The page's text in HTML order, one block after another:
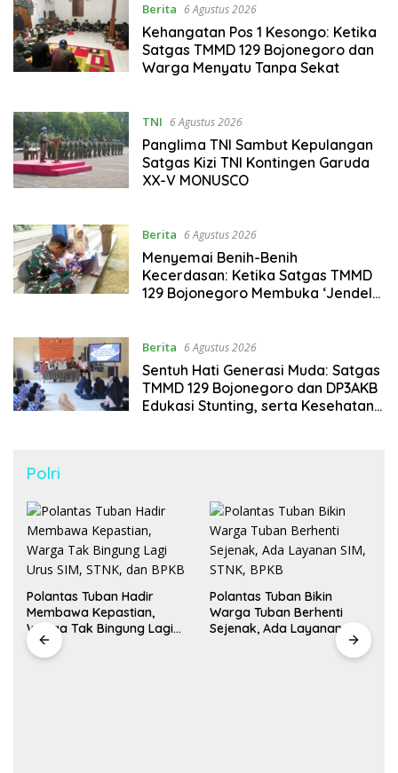
Berita 6 Agustus 2026
Kehangatan Pos 1 Kesongo: Ketika
Satgas TMMD 129 Bojonegoro dan
Warga Menyatu Tanpa Sekat
TNI 6 Agustus 2026
Panglima TNI Sambut Kepulangan
Satgas Kizi TNI Kontingen Garuda
XX-V MONUSCO
Berita 6 Agustus 2026
Menyemai Benih-Benih
Kecerdasan: Ketika Satgas TMMD
129 Bojonegoro Membuka ‘Jendela
Berita 6 Agustus 2026
Sentuh Hati Generasi Muda: Satgas
TMMD 129 Bojonegoro dan DP3AKB
Edukasi Stunting, serta Kesehatan
Polri
Polantas Tuban Hadir
Membawa Kepastian,
Warga Tak Bingung Lagi
Urus SIM, STNK, dan BPKB
Polantas Tuban Bikin
Warga Tuban Berhenti
Sejenak, Ada Layanan SIM,